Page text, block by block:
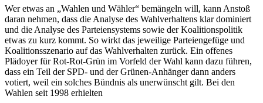
Wer etwas an „Wahlen und Wähler“ bemängeln will, kann Anstoß
daran nehmen, dass die Analyse des Wahlverhaltens klar dominiert
und die Analyse des Parteiensystems sowie der Koalitionspolitik
etwas zu kurz kommt. So wirkt das jeweilige Parteiengefüge und
Koalitionsszenario auf das Wahlverhalten zurück. Ein offenes
Plädoyer für Rot-Rot-Grün im Vorfeld der Wahl kann dazu führen,
dass ein Teil der SPD- und der Grünen-Anhänger dann anders
votiert, weil ein solches Bündnis als unerwünscht gilt. Bei den
Wahlen seit 1998 erhielten